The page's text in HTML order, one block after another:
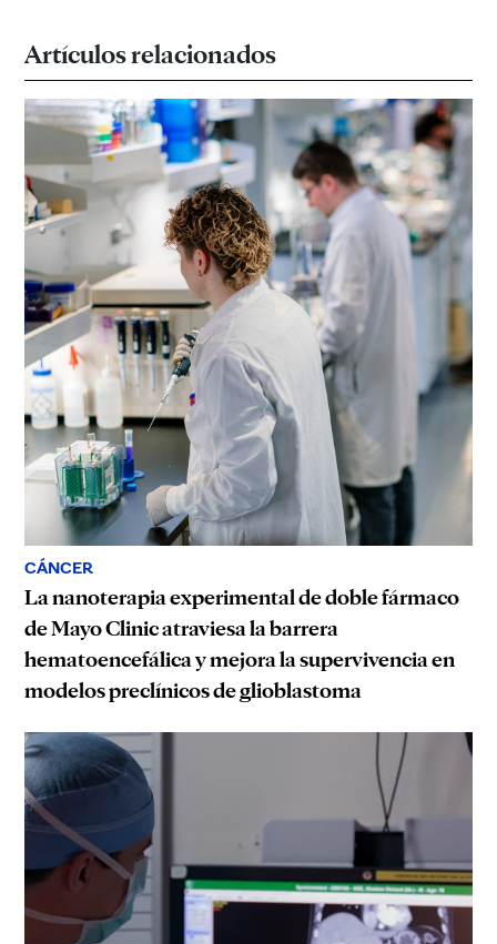
Artículos relacionados
CÁNCER
La nanoterapia experimental de doble fármaco
de Mayo Clinic atraviesa la barrera
hematoencefálica y mejora la supervivencia en
modelos preclínicos de glioblastoma